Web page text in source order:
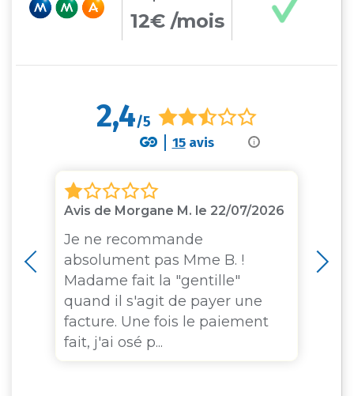
12€ /mois
i
2,4/5
15avis
Avis de Morgane M. le 22/07/2026
Je ne recommande
absolument pas Mme B. !
Madame fait la "gentille"
quand il s'agit de payer une
facture. Une fois le paiement
fait, j'ai osé p...